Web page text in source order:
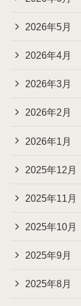
2026年5月
2026年4月
2026年3月
2026年2月
2026年1月
2025年12月
2025年11月
2025年10月
2025年9月
2025年8月